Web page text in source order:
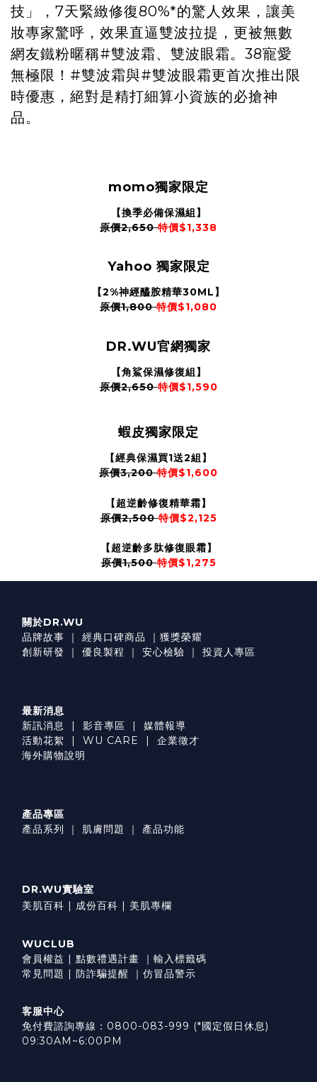
技」，7天緊緻修復80%*的驚人效果，讓美
妝專家驚呼，效果直逼雙波拉提，更被無數
網友鐵粉暱稱#雙波霜、雙波眼霜。38寵愛
無極限！#雙波霜與#雙波眼霜更首次推出限
時優惠，絕對是精打細算小資族的必搶神
品。
momo獨家限定
【換季必備保濕組】
原價2,650特價$1,338
Yahoo 獨家限定
【2%神經醯胺精華30ML】
原價1,800特價$1,080
DR.WU官網獨家
【角鯊保濕修復組】
原價2,650特價$1,590
蝦皮獨家限定
【經典保濕買1送2組】
原價3,200特價$1,600
【超逆齡修復精華霜】
原價2,500特價$2,125
【超逆齡多肽修復眼霜】
原價1,500特價$1,275
關於DR.WU
品牌故事 ｜ 經典口碑商品 ｜ 獲獎榮耀
創新研發
｜ 優良製程 ｜ 安心檢驗 ｜ 投資人專區
最新消息
新訊消息
| 影音專區 | 媒體報導
活動花絮
| WU CARE | 企業徵才
海外購物說明
產品專區
產品系列
｜ 肌膚問題 ｜ 產品功能
DR.WU實驗室
美肌百科 | 成份百科 | 美肌專欄
WUCLUB
會員權益 | 點數禮遇計畫 ｜ 輸入標籤碼
常見問題 | 防詐騙提醒 ｜ 仿冒品警示
客服中心
免付費諮詢專線：0800-083-999 (*國定假日休息)
09:30AM~6:00PM